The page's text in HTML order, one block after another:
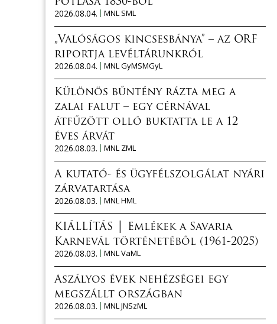
2026.08.04.
MNL SML
„Valóságos kincsesbánya” – az ORF
riportja levéltárunkról
2026.08.04.
MNL GyMSMGyL
Különös bűntény rázta meg a
zalai falut – egy cérnával
átfűzött olló buktatta le a 12
éves árvát
2026.08.03.
MNL ZML
A kutató- és ügyfélszolgálat nyári
zárvatartása
2026.08.03.
MNL HML
KIÁLLÍTÁS │ Emlékek a Savaria
Karnevál történetéből (1961-2025)
2026.08.03.
MNL VaML
Aszályos évek nehézségei egy
megszállt országban
2026.08.03.
MNL JNSzML